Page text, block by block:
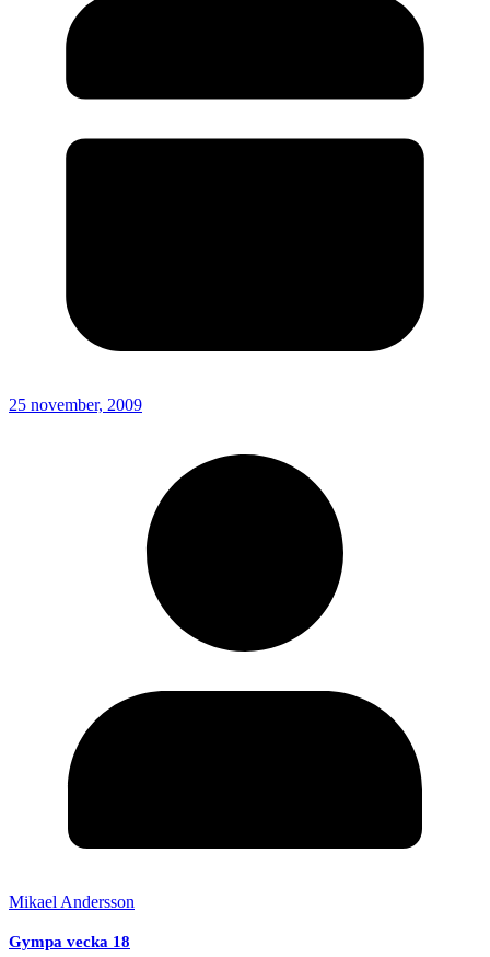
25 november, 2009
Mikael Andersson
Gympa vecka 18